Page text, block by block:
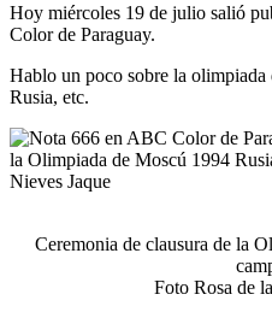
Hoy miércoles 19 de julio salió
Color de Paraguay.
Hablo un poco sobre la
Rusia, etc.
Ceremonia de clausura de la
Foto Rosa de